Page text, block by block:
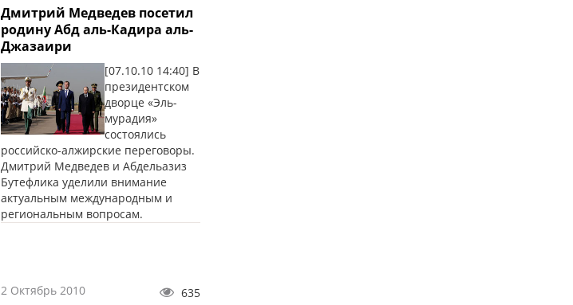
Дмитрий Медведев посетил
родину Абд аль-Кадира аль-
Джазаири
[07.10.10 14:40] В
президентском
дворце «Эль-
мурадия»
состоялись
российско-алжирские переговоры.
Дмитрий Медведев и Абдельазиз
Бутефлика уделили внимание
актуальным международным и
региональным вопросам.
2 Октябрь 2010 635